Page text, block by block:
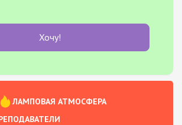
Хочу!
ЛАМПОВАЯ АТМОСФЕРА